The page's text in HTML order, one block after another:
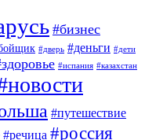
#бизнес
#дверь #деньги #дети
#испания #казахстан
#путешествие
#речица #россия